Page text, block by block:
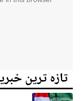
تازہ ترین